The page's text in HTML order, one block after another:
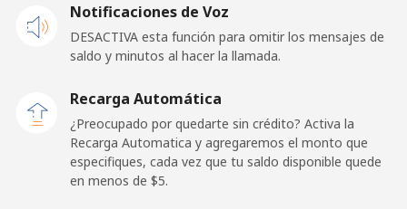
⁦9.9¢⁩ 50 min por ⁦$5⁩
⁦29.9¢⁩
Angola
Línea fija ⁦39.9¢⁩
Notificaciones de Voz
DESACTIVA esta función para omitir los mensajes de
saldo y minutos al hacer la llamada.
Recarga Automática
¿Preocupado por quedarte sin crédito? Activa la
Recarga Automatica y agregaremos el monto que
especifiques, cada vez que tu saldo disponible quede
en menos de ⁦$5⁩.